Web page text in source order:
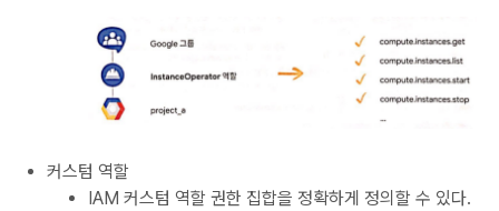
커스텀 역할
IAM 커스텀 역할 권한 집합을 정확하게 정의할 수 있다.